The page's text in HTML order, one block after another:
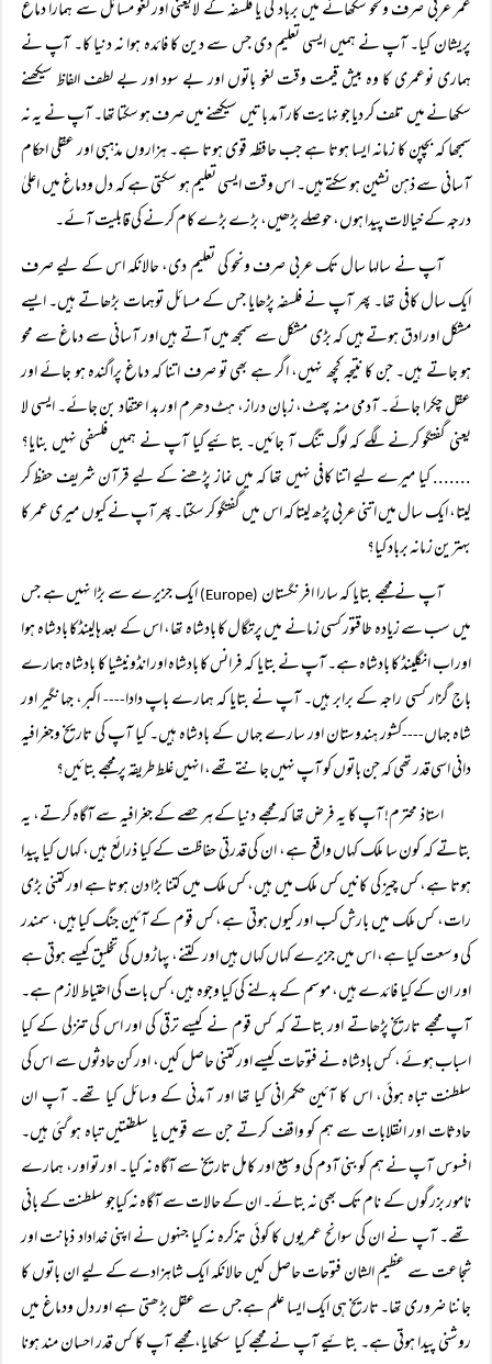
عمر عربی صرف ونحو سکھانے میں برباد کی یا فلسفہ کے لایعنی اور لغو مسائل سے ہمارا دماغ
پریشان کیا۔ آپ نے ہمیں ایسی تعلیم دی جس سے دین کا فائدہ ہوا نہ دنیا کا۔ آپ نے
ہماری نوعمری کا وہ بیش قیمت وقت لغو باتوں اور بے سود اور بے لطف الفاظ سیکھنے
سکھانے میں تلف کر دیا جو نہایت کارآمد باتیں سیکھنے میں صرف ہو سکتا تھا۔ آپ نے یہ نہ
سمجھا کہ بچپن کا زمانہ ایسا ہوتا ہے جب حافظہ قوی ہوتا ہے۔ ہزاروں مذہبی اور عقلی احکام
آسانی سے ذہن نشین ہو سکتے ہیں۔ اس وقت ایسی تعلیم ہو سکتی ہے کہ دل ودماغ میں اعلیٰ
درجہ کے خیالات پیدا ہوں، حوصلے بڑھیں، بڑے بڑے کام کرنے کی قابلیت آئے۔
آپ نے سالہا سال تک عربی صرف ونحو کی تعلیم دی، حالانکہ اس کے لیے صرف
ایک سال کافی تھا۔ پھر آپ نے فلسفہ پڑھایا جس کے مسائل توہمات بڑھاتے ہیں۔ ایسے
مشکل اور ادق ہوتے ہیں کہ بڑی مشکل سے سمجھ میں آتے ہیں اور آسانی سے دماغ سے محو
ہو جاتے ہیں۔ جن کا نتیجہ کچھ نہیں، اگر ہے بھی تو صرف اتنا کہ دماغ پراگندہ ہو جائے اور
عقل چکرا جائے۔ آدمی منہ پھٹ، زبان دراز، ہٹ دھرم اور بد اعتقاد بن جائے۔ ایسی لا
یعنی گفتگو کرنے لگے کہ لوگ تنگ آ جائیں۔ بتائیے کیا آپ نے ہمیں فلسفی نہیں بنایا؟
....... کیا میرے لیے اتنا کافی نہیں تھا کہ میں نماز پڑھنے کے لیے قرآن شریف حفظ کر
لیتا، ایک سال میں اتنی عربی پڑھ لیتا کہ اس میں گفتگو کر سکتا۔ پھر آپ نے کیوں میری عمر کا
بہترین زمانہ برباد کیا؟
آپ نے مجھے بتایا کہ سارا افرنگستان (Europe)
ایک جزیرے سے بڑا نہیں ہے جس
میں سب سے زیادہ طاقتور کسی زمانے میں پرتگال کا بادشاہ تھا، اس کے بعد ہالینڈکا بادشاہ ہوا
اور اب انگلینڈ کا بادشاہ ہے۔ آپ نے بتایا کہ فرانس کا بادشاہ اور انڈونیشیا کا بادشاہ ہمارے
باج گزار کسی راجہ کے برابر ہیں۔ آپ نے بتایا کہ ہمارے باپ دادا----اکبر، جہانگیر اور
شاہ جہاں----کشور ہندوستان اور سارے جہاں کے بادشاہ ہیں۔ کیا آپ کی تاریخ وجغرافیہ
دانی اسی قدر تھی کہ جن باتوں کو آپ نہیں جانتے تھے، انہیں غلط طریقہ پر مجھے بتائیں؟
استاذ محترم! آپ کا یہ فرض تھا کہ مجھے دنیا کے ہر حصے کے جغرافیہ سے آگاہ کرتے، یہ
بتاتے کہ کون سا ملک کہاں واقع ہے، ان کی قدرتی حفاظت کے کیا ذرائع ہیں، کہاں کیا پیدا
ہوتا ہے، کس چیز کی کانیں کس ملک میں ہیں، کس ملک میں کتنا بڑا دن ہوتا ہے اور کتنی بڑی
رات، کس ملک میں بارش کب اور کیوں ہوتی ہے، کس قوم کے آئین جنگ کیا ہیں، سمندر
کی وسعت کیا ہے، اس میں جزیرے کہاں کہاں ہیں اور کتنے، پہاڑوں کی تخلیق کیسے ہوتی ہے
اور ان کے کیا فائدے ہیں، موسم کے بدلنے کی کیا وجوہ ہیں، کس بات کی احتیاط لازم ہے۔
آپ مجھے تاریخ پڑھاتے اور بتاتے کہ کس قوم نے کیسے ترقی کی اور اس کی تنزلی کے کیا
اسباب ہوئے، کس بادشاہ نے فتوحات کیسے اور کتنی حاصل کیں، اور کن حادثوں سے اس کی
سلطنت تباہ ہوئی، اس کا آئین حکمرانی کیا تھا اور آمدنی کے وسائل کیا تھے۔ آپ ان
حادثات اور انقلابات سے ہم کو واقف کرتے جن سے قومیں یا سلطنتیں تباہ ہو گئی ہیں۔
افسوس آپ نے ہم کوبنی آدم کی وسیع اور کامل تاریخ سے آگاہ نہ کیا ۔ اور تو اور، ہمارے
نامور بزرگوں کے نام تک بھی نہ بتائے۔ ان کے حالات سے آگاہ نہ کیاجو سلطنت کے بانی
تھے۔ آپ نے ان کی سوانح عمریوں کا کوئی تذکرہ نہ کیا جنہوں نے اپنی خداداد ذہانت اور
شجاعت سے عظیم الشان فتوحات حاصل کیں حالانکہ ایک شاہزادے کے لیے ان باتوں کا
جاننا ضروری تھا۔ تاریخ ہی ایک ایسا علم ہے جس سے عقل بڑھتی ہے اور دل ودماغ میں
روشنی پیدا ہوتی ہے۔ بتائیے آپ نے مجھے کیا سکھایا، مجھے آپ کا کس قدر احسان مند ہونا